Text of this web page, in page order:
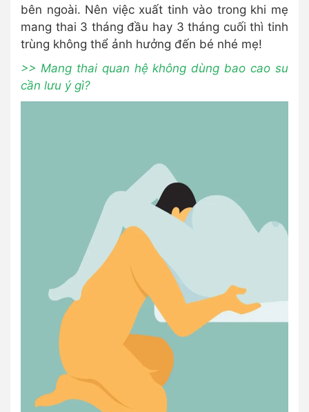
bên ngoài. Nên việc xuất tinh vào trong khi mẹ
mang thai 3 tháng đầu hay 3 tháng cuối thì tinh
trùng không thể ảnh hưởng đến bé nhé mẹ!
>> Mang thai quan hệ không dùng bao cao su
cần lưu ý gì?